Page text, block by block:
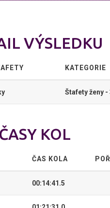
VÝSLEDKU
KATEGORIE
Štafety ženy -
KOL
ČAS KOLA
00:14:41.5